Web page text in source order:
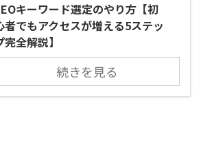
キーワード選定のやり方【初
者でもアクセスが増える5ステッ
完全解説】
続きを見る